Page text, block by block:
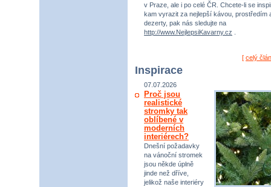
v Praze, ale i po celé ČR. Chcete-li se
kam vyrazit za nejlepší kávou, prostředím
dezerty, pak nás sledujte na
http://www.NejlepsiKavarny.cz
[ celý
Inspirace
07.07.2026
Proč jsou
realistické
stromky tak
oblíbené v
moderních
interiérech?
Dnešní požadavky
na vánoční stromek
jsou někde úplně
jinde než dříve,
jelikož naše interiéry